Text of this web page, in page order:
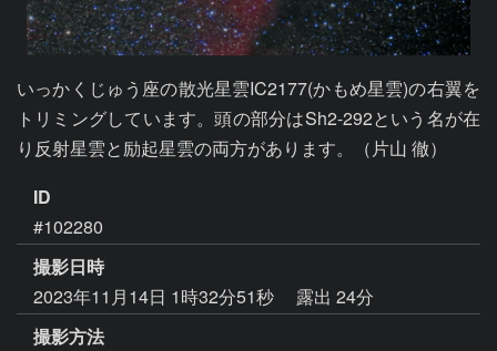
いっかくじゅう座の散光星雲IC2177(かもめ星雲)の右翼を
トリミングしています。頭の部分はSh2-292という名が在
り反射星雲と励起星雲の両方があります。（片山 徹）
ID
#102280
撮影日時
2023年11月14日 1時32分51秒
露出 24分
撮影方法